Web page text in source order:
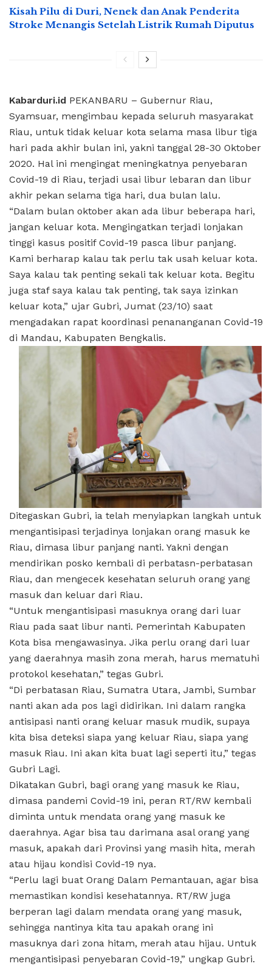
Kisah Pilu di Duri, Nenek dan Anak Penderita
Stroke Menangis Setelah Listrik Rumah Diputus
Kabarduri.id PEKANBARU – Gubernur Riau,
Syamsuar, mengimbau kepada seluruh masyarakat
Riau, untuk tidak keluar kota selama masa libur tiga
hari pada akhir bulan ini, yakni tanggal 28-30 Oktober
2020. Hal ini mengingat meningkatnya penyebaran
Covid-19 di Riau, terjadi usai libur lebaran dan libur
akhir pekan selama tiga hari, dua bulan lalu.
“Dalam bulan oktober akan ada libur beberapa hari,
jangan keluar kota. Mengingatkan terjadi lonjakan
tinggi kasus positif Covid-19 pasca libur panjang.
Kami berharap kalau tak perlu tak usah keluar kota.
Saya kalau tak penting sekali tak keluar kota. Begitu
juga staf saya kalau tak penting, tak saya izinkan
keluar kota,” ujar Gubri, Jumat (23/10) saat
mengadakan rapat koordinasi penananganan Covid-19
di Mandau, Kabupaten Bengkalis.
Ditegaskan Gubri, ia telah menyiapkan langkah untuk
mengantisipasi terjadinya lonjakan orang masuk ke
Riau, dimasa libur panjang nanti. Yakni dengan
mendirikan posko kembali di perbatasn-perbatasan
Riau, dan mengecek kesehatan seluruh orang yang
masuk dan keluar dari Riau.
“Untuk mengantisipasi masuknya orang dari luar
Riau pada saat libur nanti. Pemerintah Kabupaten
Kota bisa mengawasinya. Jika perlu orang dari luar
yang daerahnya masih zona merah, harus mematuhi
protokol kesehatan,” tegas Gubri.
“Di perbatasan Riau, Sumatra Utara, Jambi, Sumbar
nanti akan ada pos lagi didirikan. Ini dalam rangka
antisipasi nanti orang keluar masuk mudik, supaya
kita bisa deteksi siapa yang keluar Riau, siapa yang
masuk Riau. Ini akan kita buat lagi seperti itu,” tegas
Gubri Lagi.
Dikatakan Gubri, bagi orang yang masuk ke Riau,
dimasa pandemi Covid-19 ini, peran RT/RW kembali
diminta untuk mendata orang yang masuk ke
daerahnya. Agar bisa tau darimana asal orang yang
masuk, apakah dari Provinsi yang masih hita, merah
atau hijau kondisi Covid-19 nya.
“Perlu lagi buat Orang Dalam Pemantauan, agar bisa
memastikan kondisi kesehatannya. RT/RW juga
berperan lagi dalam mendata orang yang masuk,
sehingga nantinya kita tau apakah orang ini
masuknya dari zona hitam, merah atau hijau. Untuk
mengantisipasi penyebaran Covid-19,” ungkap Gubri.